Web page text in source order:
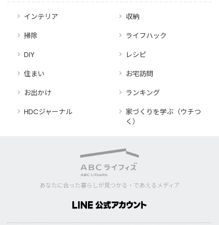
インテリア
収納
掃除
ライフハック
DIY
レシピ
住まい
お宅訪問
お出かけ
ランキング
HDCジャーナル
家づくりを学ぶ（ウチつ
く）
あなたに合った暮らしが見つかる・であえるメディア